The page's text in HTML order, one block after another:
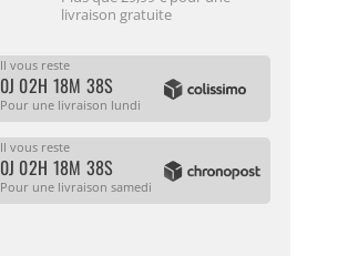
livraison gratuite
Il vous reste
0J 02H 18M 37S
Pour une livraison lundi
Il vous reste
0J 02H 18M 37S
Pour une livraison samedi